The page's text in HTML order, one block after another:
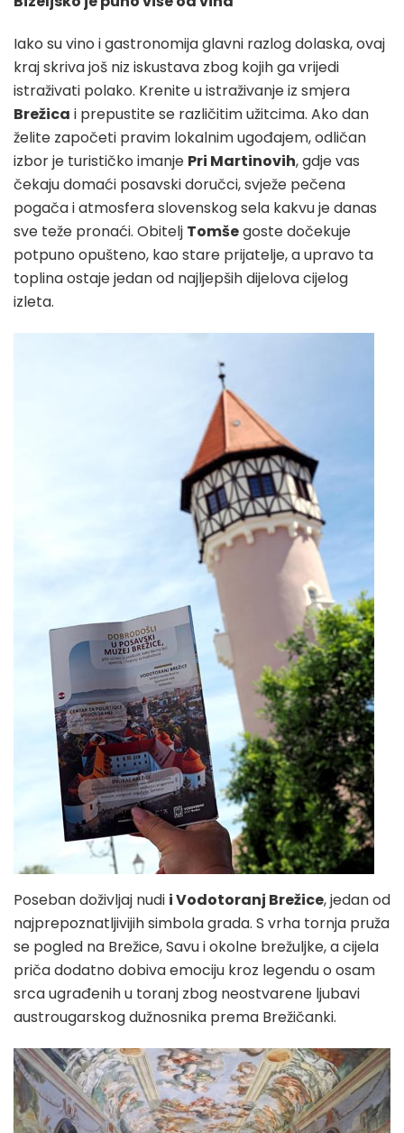
Iako su vino i gastronomija glavni razlog dolaska, ovaj
kraj skriva još niz iskustava zbog kojih ga vrijedi
istraživati polako. Krenite u istraživanje iz smjera
Brežica i prepustite se različitim užitcima. Ako dan
želite započeti pravim lokalnim ugođajem, odličan
izbor je turističko imanje Pri Martinovih, gdje vas
čekaju domaći posavski doručci, svježe pečena
pogača i atmosfera slovenskog sela kakvu je danas
sve teže pronaći. Obitelj Tomšegoste dočekuje
potpuno opušteno, kao stare prijatelje, a upravo ta
toplina ostaje jedan od najljepših dijelova cijelog
izleta.
Poseban doživljaj nudi i Vodotoranj Brežice, jedan od
najprepoznatljivijih simbola grada. S vrha tornja pruža
se pogled na Brežice, Savu i okolne brežuljke, a cijela
priča dodatno dobiva emociju kroz legendu o osam
srca ugrađenih u toranj zbog neostvarene ljubavi
austrougarskog dužnosnika prema Brežičanki.